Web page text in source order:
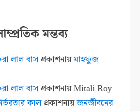
মন্তব্য
লাল বাসপ্রকাশনায়মাহফুজ
লাল বাসপ্রকাশনায়Mitali Roy
কালপ্রকাশনায়জনজীবনের